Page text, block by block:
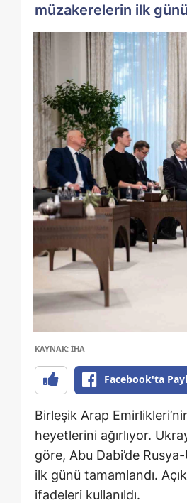
müzakerelerin ilk
KAYNAK: İHA
Facebook'ta
Birleşik Arap
heyetlerini ağırlıyor.
göre, Abu Dabi’de
ilk günü tamamlandı.
ifadeleri kullanıldı.